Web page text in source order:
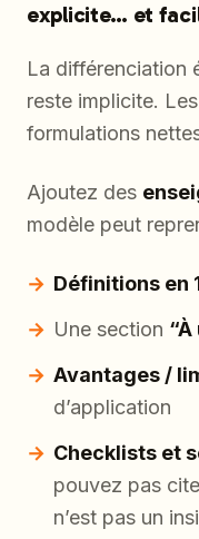
explicite… et
La différenciation
reste implicite.
formulations
Ajoutez des
modèle peut
Définitions en
Une section
Avantages /
d’application
Checklists et
pouvez pas
n’est pas un